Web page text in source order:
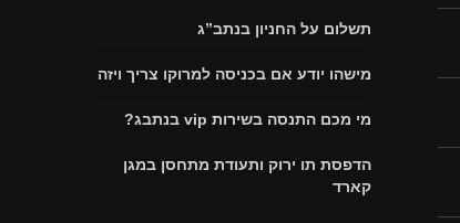
תשלום על החניון בנתב”ג
מישהו יודע אם בכניסה למרוקו צריך ויזה
מי מכם התנסה בשירות vip בנתבג?
הדפסת תו ירוק ותעודת מתחסן במגן
קארד